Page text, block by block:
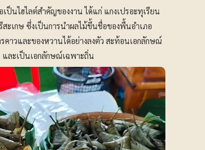
นไฮไลต์สำคัญของงาน ได้แก่ แกงเปรอะทุเรียน
ะเกษ ซึ่งเป็นการนำผลไม้ขึ้นชื่อของพื้นอำเภอ
าวและของหวานได้อย่างลงตัว สะท้อนเอกลักษณ์
ละเป็นเอกลักษณ์เฉพาะถิ่น